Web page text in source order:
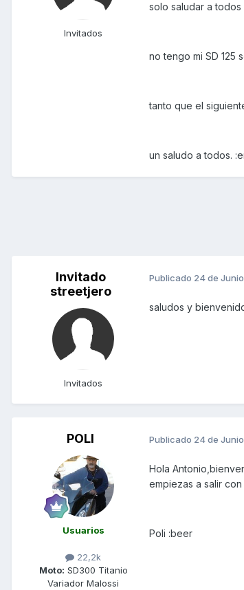
Invitados
solo saludar a
no tengo mi SD 125
tanto que el
un saludo a todos.
Invitado
streetjero
Invitados
Publicado 24 de
saludos y
POLI
Usuarios
22,2k
Moto: SD300 Titanio
Variador Malossi
Publicado 24 de
Hola
empiezas a salir
Poli :beer